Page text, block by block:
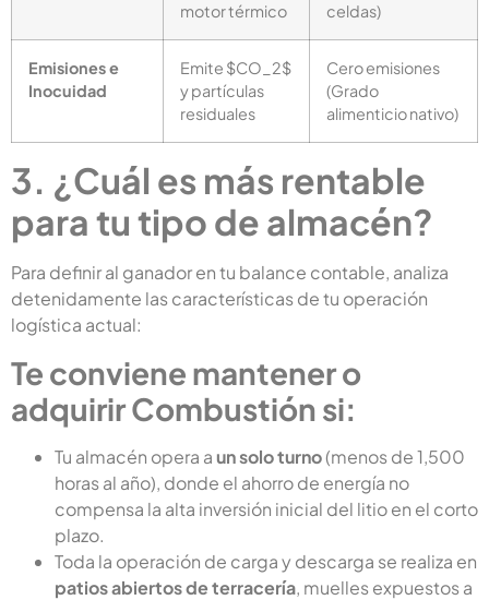
motor térmico
celdas)
Emisiones e
Inocuidad
Emite $CO_2$
y partículas
residuales
Cero emisiones
(Grado
alimenticio nativo)
3. ¿Cuál es más rentable
para tu tipo de almacén?
Para definir al ganador en tu balance contable, analiza
detenidamente las características de tu operación
logística actual:
Te conviene mantener o
adquirir Combustión si:
Tu almacén opera aun solo turno(menos de 1,500
horas al año), donde el ahorro de energía no
compensa la alta inversión inicial del litio en el corto
plazo.
Toda la operación de carga y descarga se realiza en
patios abiertos de terracería, muelles expuestos a